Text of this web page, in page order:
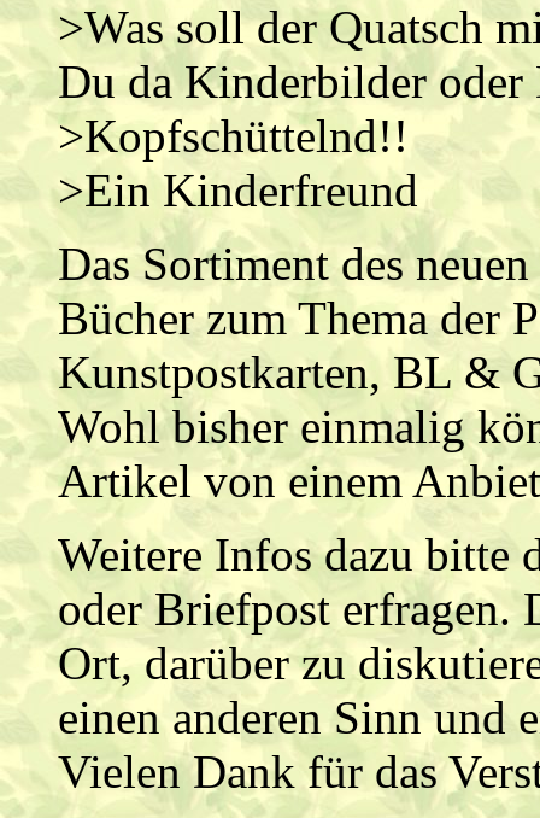
>Was soll der Quatsch
Du da Kinderbilder
>Kopfschüttelnd!!
>Ein Kinderfreund
Das Sortiment des
Bücher zum Thema der
Kunstpostkarten, BL &
Wohl bisher einmalig
Artikel von einem
Weitere Infos dazu bitte
oder Briefpost erfragen.
Ort, darüber zu
einen anderen Sinn und
Vielen Dank für das